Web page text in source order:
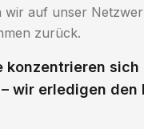
wir auf unser
zurück.
konzentrieren sich
wir erledigen den